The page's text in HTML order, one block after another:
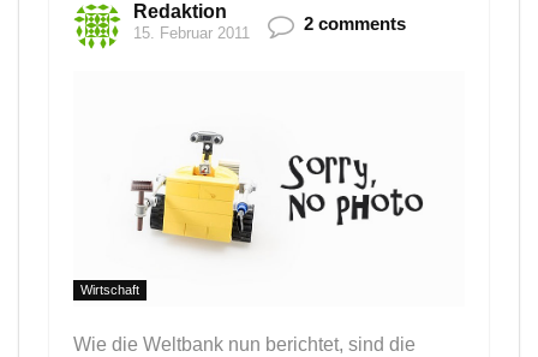
Redaktion
15. Februar 2011 2 comments
Wirtschaft
Wie die Weltbank nun berichtet, sind die